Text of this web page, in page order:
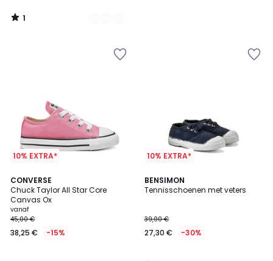
1
/
10% EXTRA*
CONVERSE
Chuck Taylor All Star Core
Canvas Ox
vanaf
45,00 €
38,25 € -15%
10% EXTRA*
BENSIMON
Tennisschoenen met veters
39,00 €
27,30 € -30%
5
/